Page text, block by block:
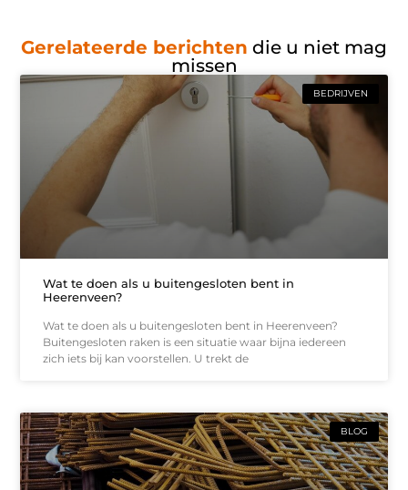
Gerelateerde berichten die u niet mag
missen
BEDRIJVEN
Wat te doen als u buitengesloten bent in
Heerenveen?
Wat te doen als u buitengesloten bent in Heerenveen?
Buitengesloten raken is een situatie waar bijna iedereen
zich iets bij kan voorstellen. U trekt de
BLOG